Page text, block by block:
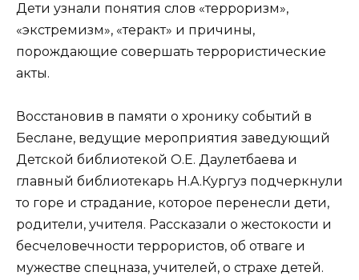
Дети узнали понятия слов «терроризм»,
«экстремизм», «теракт» и причины,
порождающие совершать террористические
акты.
Восстановив в памяти о хронику событий в
Беслане, ведущие мероприятия заведующий
Детской библиотекой О.Е. Даулетбаева и
главный библиотекарь Н.А.Кургуз подчеркнули
то горе и страдание, которое перенесли дети,
родители, учителя. Рассказали о жестокости и
бесчеловечности террористов, об отваге и
мужестве спецназа, учителей, о страхе детей.